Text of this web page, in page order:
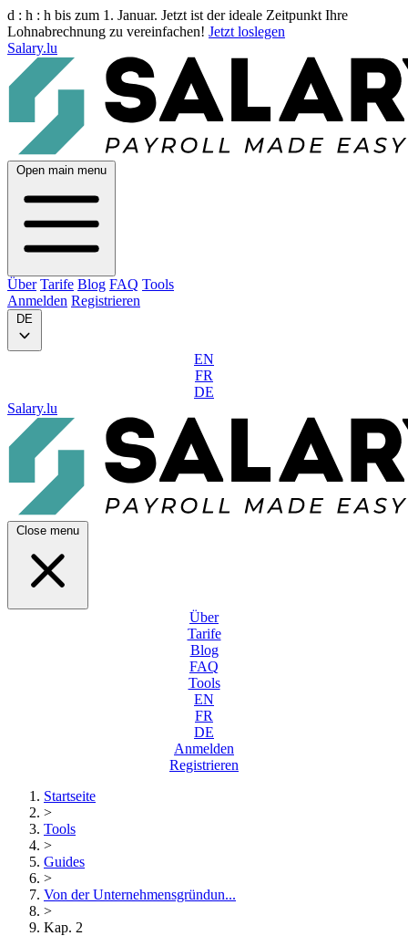
d : h : h bis zum 1. Januar. Jetzt ist der ideale Zeitpunkt Ihre
Lohnabrechnung zu vereinfachen! Jetzt loslegen
Salary.lu
Open main menu
Über Tarife Blog FAQ Tools
Anmelden Registrieren
DE
EN
FR
DE
Salary.lu
Close menu
Über
Tarife
Blog
FAQ
Tools
EN
FR
DE
Anmelden
Registrieren
Startseite
>
Tools
>
Guides
>
Von der Unternehmensgründun...
>
Kap. 2